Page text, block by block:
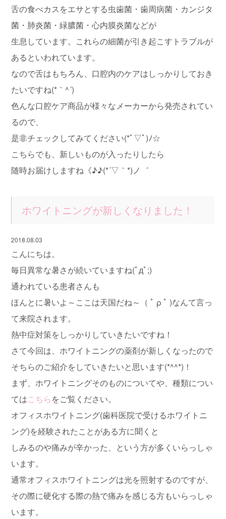
舌の食べカスをエサとする虫歯菌・歯周病菌・カンジタ
菌・肺炎菌・緑膿菌・心内膜炎菌などが
生息しています。これらの細菌が引き起こすトラブルが
あるといわれています。
なので舌はもちろん、口腔内のケアはしっかりしておき
たいですね(*｀^´)
色んな口腔ケア商品が様々なメーカーから発売されてい
るので、
是非チェックしてみてください(*ﾟ▽ﾟ)ﾉ☆
こちらでも、新しいものが入ったりしたら
随時お届けしますね《♪♪(*´▽｀*)ノ゛
ホワイトニングが新しくなりました！
2018.08.03
こんにちは。
毎日異常な暑さが続いていますね(ﾟдﾟ;)
通われている患者さんも
ほんとに暑いよ～ここは天国だね～（ ﾟ ρ ﾟ )なんて言っ
て来院されます。
熱中症対策をしっかりしていきたいですね！
さて今回は、ホワイトニングの薬剤が新しくなったので
そちらのご紹介をしていきたいと思います(*^^*)！
まず、ホワイトニングそのものについてや、種類につい
てはこちらをご覧ください。
オフィスホワイトニング(歯科医院で受けるホワイトニ
ング)を経験されたことがある方に聞くと
しみるのや痛みが辛かった、という方が多くいらっしゃ
います。
通常オフィスホワイトニングは光を照射するのですが、
その際に硬化する際の熱で痛みを感じる方もいらっしゃ
います。